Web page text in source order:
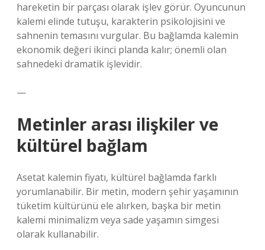
hareketin bir parçası olarak işlev görür. Oyuncunun
kalemi elinde tutuşu, karakterin psikolojisini ve
sahnenin temasını vurgular. Bu bağlamda kalemin
ekonomik değeri ikinci planda kalır; önemli olan
sahnedeki dramatik işlevidir.
—
Metinler arası ilişkiler ve
kültürel bağlam
Asetat kalemin fiyatı, kültürel bağlamda farklı
yorumlanabilir. Bir metin, modern şehir yaşamının
tüketim kültürünü ele alırken, başka bir metin
kalemi minimalizm veya sade yaşamın simgesi
olarak kullanabilir.